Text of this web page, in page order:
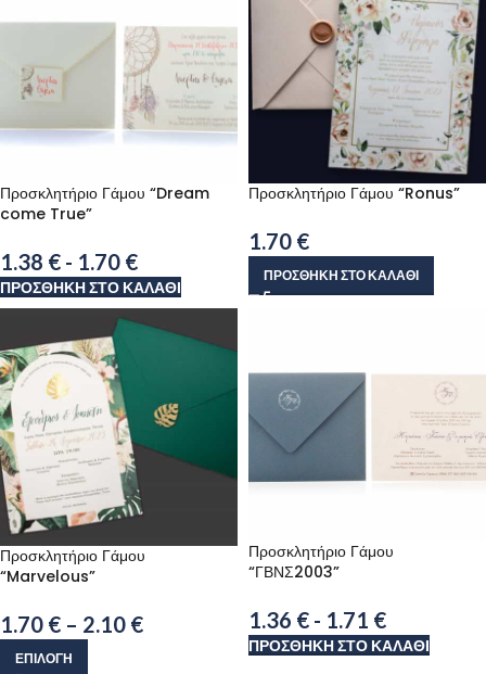
Προσκλητήριο Γάμου “Dream
come True”
1.38 € - 1.70 €
ΠΡΟΣΘΉΚΗ ΣΤΟ ΚΑΛΆΘΙ
Προσκλητήριο Γάμου “Ronus”
1.70 €
ΠΡΟΣΘΉΚΗ ΣΤΟ ΚΑΛΆΘΙ
Προσκλητήριο Γάμου
“Marvelous”
1.70 € – 2.10 €
ΕΠΙΛΟΓΉ
Προσκλητήριο Γάμου
“ΓΒΝΣ2003”
1.36 € - 1.71 €
ΠΡΟΣΘΉΚΗ ΣΤΟ ΚΑΛΆΘΙ